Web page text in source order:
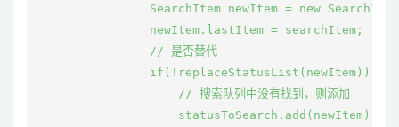
SearchItem newItem = new
                newItem.lastItem = searchItem;
                // 是否替代
                if(!replaceStatusList(newItem)) {
                    // 搜索队列中没有找到，则添加
                    statusToSearch.add(newItem);